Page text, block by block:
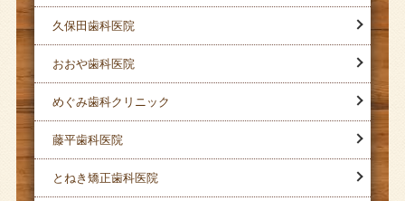
久保田歯科医院
おおや歯科医院
めぐみ歯科クリニック
藤平歯科医院
とねき矯正歯科医院